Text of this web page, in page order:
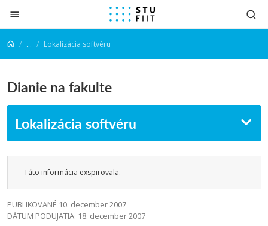
Prejsť na obsah
... Lokalizácia softvéru
Dianie na fakulte
Lokalizácia softvéru
Táto informácia exspirovala.
PUBLIKOVANÉ 10. december 2007
DÁTUM PODUJATIA: 18. december 2007